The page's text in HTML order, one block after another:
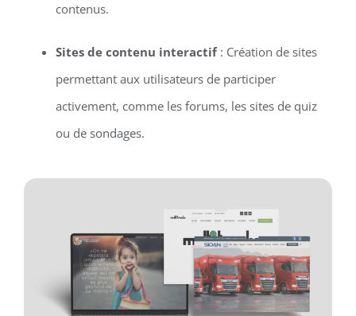
contenus.
Sites de contenu interactif: Création de sites
permettant aux utilisateurs de participer
activement, comme les forums, les sites de quiz
ou de sondages.